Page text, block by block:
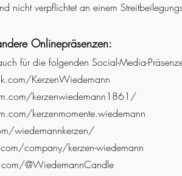
nicht verpflichtet an einem
Onlinepräsenzen:
für die folgenden Social-Media-
KerzenWiedemann
kerzenwiedemann1861/
kerzenmomente.wiedemann
wiedemannkerzen/
company/kerzen-wiedemann
@WiedemannCandle